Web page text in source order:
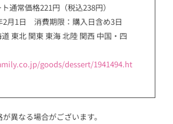
通常価格221円（税込238円）
2月1日 消費期限：購入日含め3日
東北 関東 東海 北陸 関西 中国・四
goods/dessert/1941494.ht
異なる場合がございます。